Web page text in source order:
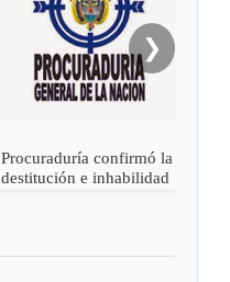
Procuraduría confirmó la
destitución e inhabilidad
❯